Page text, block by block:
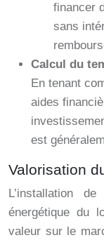
financer
sans
Calcul du
En tenant
aides
est
Valorisation
L’installation
énergétique du
valeur sur le